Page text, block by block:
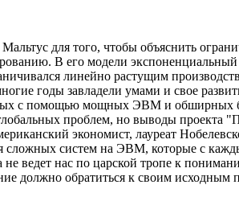
для того, чтобы объяснить
В его модели экспоненциальный
линейно растущим
годы завладели умами и свое
с помощью мощных ЭВМ и обширных
проблем, но выводы проекта
экономист, лауреат
сложных систем на ЭВМ, которые с
не ведет нас по царской тропе к
должно обратиться к своим исходным